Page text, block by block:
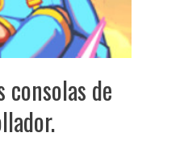
consolas de